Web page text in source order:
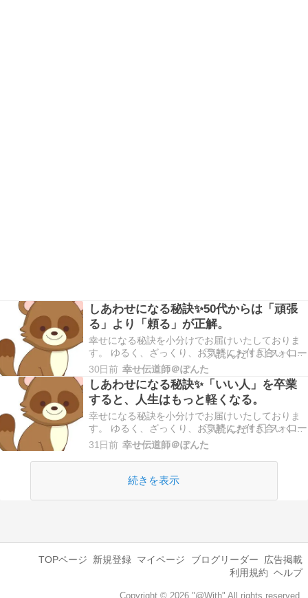
しあわせになる秘訣✨50代からは「頑張
る」より「頼る」が正解。
幸せになる秘訣を小分けでお届けいたしておりま
す。 ゆるく、ざっくり、お気軽にお付き合いくだ
さいませ。 こんにちは幸せ伝道師＠ぽんたです。
本日もご訪問いただきありがとうございます。 ＊
早速ですが、ブログランキングに参加しておりま
す。あなたの１ポチが私のモチベーションにつな
がりま…
30日前 幸せ伝道師＠ぽんた
しあわせになる秘訣✨「いい人」を卒業
すると、人生はもっと軽くなる。
幸せになる秘訣を小分けでお届けいたしておりま
す。 ゆるく、ざっくり、お気軽にお付き合いくだ
さいませ。 こんにちは幸せ伝道師＠ぽんたです。
本日もご訪問いただきありがとうございます。 ＊
早速ですが、ブログランキングに参加しておりま
す。あなたの１ポチが私のモチベーションにつな
31日前 幸せ伝道師＠ぽんた
続きを表示
TOPページ 新規登録 マイページ ブログリーダー
広告掲載
利用規約 ヘルプ
Copyright © 2026 "@With" All rights reserved.